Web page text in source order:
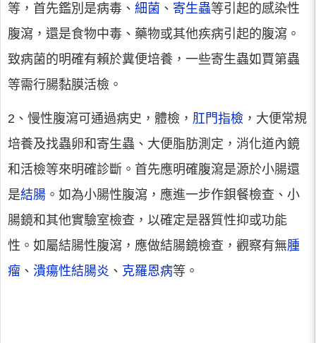
等，首先鑑別是病毒、 細菌 、 寄生蟲等引起的感染性
腹瀉，還是食物中毒、藥物或其他疾病引起的腹瀉。
致病菌的明確有賴於糞便培養，一些寄生蟲如賈第蟲
等需行腸黏膜活檢。
2、慢性腹瀉可通過病史，體檢， 肛門指檢 ，大便常規
培養及找蟲卵和寄生蟲、大便脂肪測定，消化道內鏡
和活檢等來明確診斷。首先應明確腹瀉是源於小腸還
是結腸 。如為小腸性腹瀉，應進一步作鋇餐檢查、小
腸鏡和其他實驗室檢查，以確定是器質性抑或功能
性。如屬結腸性腹瀉，應做結腸鏡檢查，觀察有無腫
瘤 、 潰瘍性結腸炎 、 克羅恩病等。